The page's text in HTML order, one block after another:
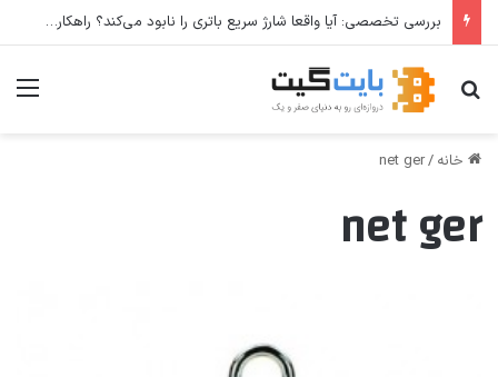
بررسی تخصصی: آیا واقعا شارژ سریع باتری را نابود می‌کند؟ راهکارهای عملی برای افزایش طول عمر باتری
جستجو برای
خانه /
net ger
net ger